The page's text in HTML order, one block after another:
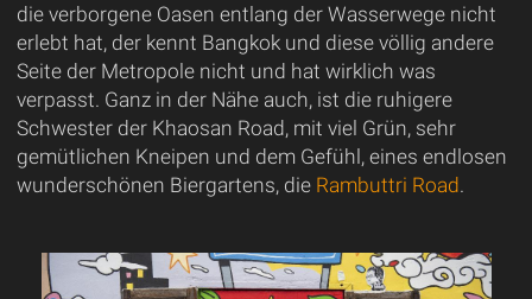
die verborgene Oasen entlang der Wasserwege nicht
erlebt hat, der kennt Bangkok und diese völlig andere
Seite der Metropole nicht und hat wirklich was
verpasst. Ganz in der Nähe auch, ist die ruhigere
Schwester der Khaosan Road, mit viel Grün, sehr
gemütlichen Kneipen und dem Gefühl, eines endlosen
wunderschönen Biergartens, die Rambuttri Road.